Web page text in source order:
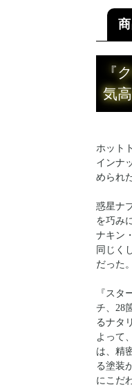
『
気
ホット
インナ
められ
惑星ナ
を巧み
ナキン
同じく
だった。
『ス
チ、28
るナタ
よって
は、精
る塗装
にこだ